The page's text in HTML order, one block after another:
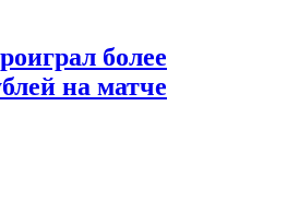
более
на матче